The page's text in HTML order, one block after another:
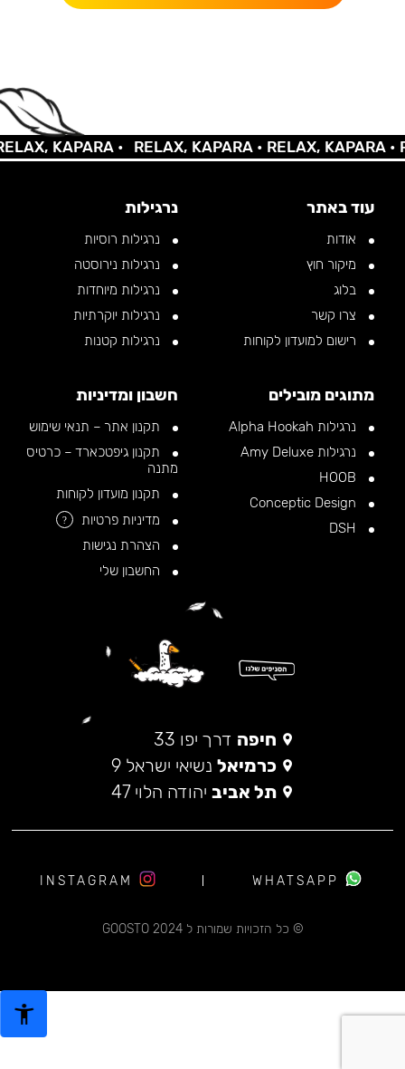
KAPARA • RELAX, KAPARA •RELAX, KAPARA •
עוד באתר
אודות
מיקור חוץ
בלוג
צרו קשר
רישום למועדון לקוחות
נרגילות
נרגילות רוסיות
נרגילות נירוסטה
נרגילות מיוחדות
נרגילות יוקרתיות
נרגילות קטנות
מתוגים מובילים
נרגילות Alpha Hookah
נרגילות Amy Deluxe
חשבון ומדיניות
תקנון אתר – תנאי שימוש
תקנון גיפטכארד – כרטיס
מתנה
תקנון מועדון לקוחות
מדיניות פרטיות
?
הצהרת נגישות
החשבון שלי
חיפה דרך יפו 33
כרמיאל נשיאי ישראל 9
תל אביב יהודה הלוי 47
© כל הזכויות שמורות ל 2024 GOOSTO
WHATSAPP
INSTAGRAM